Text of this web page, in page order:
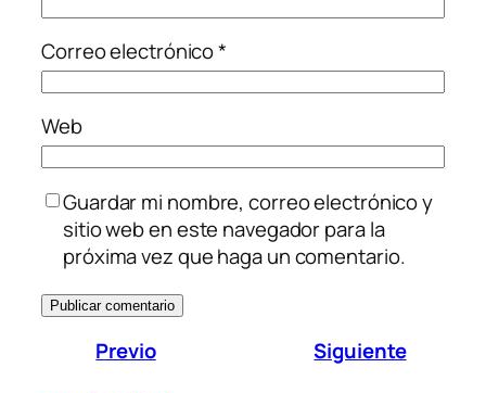
Correo electrónico*
Web
Guardar mi nombre, correo electrónico y
sitio web en este navegador para la
próxima vez que haga un comentario.
Previo Siguiente